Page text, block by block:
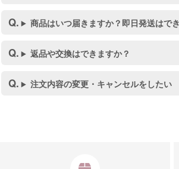
商品はいつ届きますか？即日発送はで
返品や交換はできますか？
注文内容の変更・キャンセルをしたい